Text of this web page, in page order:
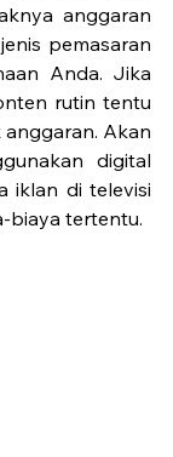
anggaran
pemasaran
Anda. Jika
rutin tentu
Akan
digital
iklan di televisi
biaya tertentu.